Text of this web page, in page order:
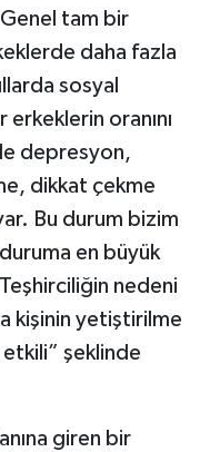
Genel tam bir
daha fazla
sosyal
oranını
depresyon,
dikkat çekme
Bu durum bizim
duruma en büyük
nedeni
kişinin yetiştirilme
şeklinde
giren bir